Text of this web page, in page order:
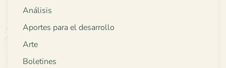
Análisis
Aportes para el desarrollo
Arte
Boletines